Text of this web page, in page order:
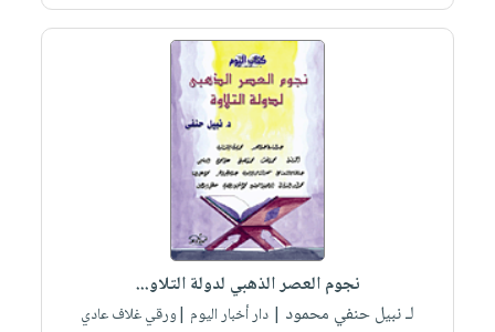
نجوم العصر الذهبي لدولة التلاو...
لـ نبيل حنفي محمود | دار أخبار اليوم |ورقي غلاف عادي